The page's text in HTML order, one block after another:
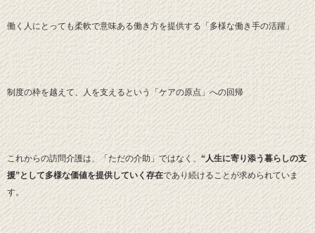
働く人にとっても柔軟で意味ある働き方を提供する「多様な働き手の活躍」
制度の枠を越えて、人を支えるという「ケアの原点」への回帰
これからの訪問介護は、「ただの介助」ではなく、 “人生に寄り添う暮らしの支
援”として多様な価値を提供していく存在であり続けることが求められていま
す。